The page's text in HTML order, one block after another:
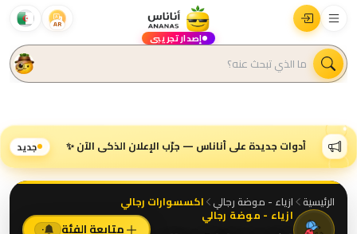
AR
إصدار تجريبي
أدوات جديدة على أناناس — جرّب الإعلان الذكي الآن ✨ جديد
الرئيسية ازياء - موضة رجالي اكسسوارات رجالي
ازياء - موضة رجالي
متابعة الفئة ٠